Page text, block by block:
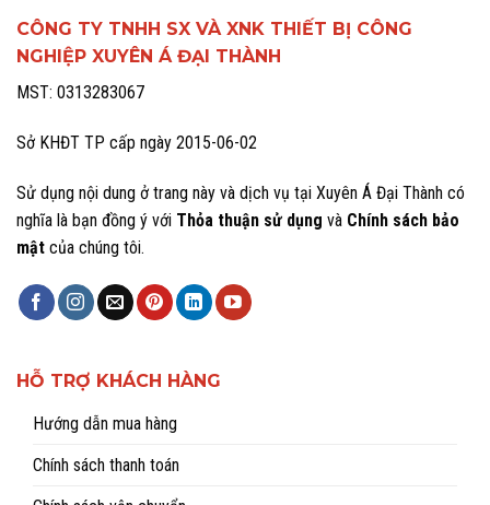
CÔNG TY TNHH SX VÀ XNK THIẾT BỊ CÔNG
NGHIỆP XUYÊN Á ĐẠI THÀNH
MST: 0313283067
Sở KHĐT TP cấp ngày 2015-06-02
Sử dụng nội dung ở trang này và dịch vụ tại Xuyên Á Đại Thành có
nghĩa là bạn đồng ý với Thỏa thuận sử dụng và Chính sách bảo
mật của chúng tôi.
HỖ TRỢ KHÁCH HÀNG
Hướng dẫn mua hàng
Chính sách thanh toán